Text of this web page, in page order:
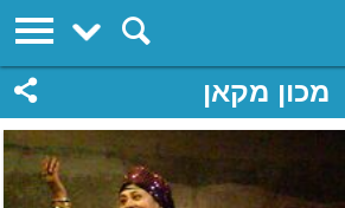
מכון מקאן